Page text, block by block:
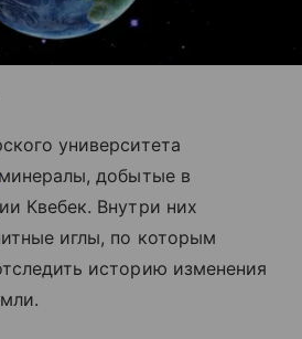
университета
минералы, добытые в
Квебек. Внутри них
иглы, по которым
историю изменения